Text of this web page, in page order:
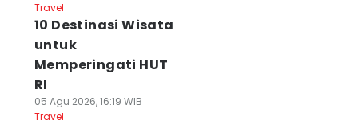
Travel
10 Destinasi Wisata
untuk
Memperingati HUT
RI
05 Agu 2026, 16:19 WIB
Travel